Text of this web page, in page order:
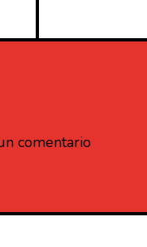
comentario